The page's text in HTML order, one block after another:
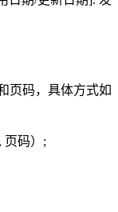
页码，具体方式如
页码）;